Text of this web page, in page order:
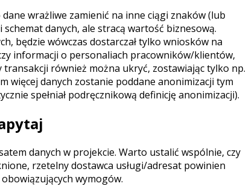
wrażliwe zamienić na inne ciągi znaków (lub
danych, ale stracą wartość biznesową.
będzie wówczas dostarczał tylko wniosków na
informacji o personaliach pracowników/klientów,
transakcji również można ukryć, zostawiając tylko np.
więcej danych zostanie poddane anonimizacji tym
spełniał podręcznikową definicję anonimizacji).
danych w projekcie. Warto ustalić wspólnie, czy
rzetelny dostawca usługi/adresat powinien
wymogów.